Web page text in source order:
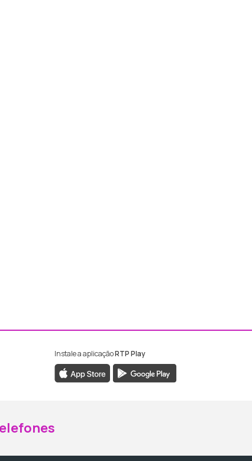
da RTP Madeira
da RTP Madeira
Instale a aplicaçãoRTP Play